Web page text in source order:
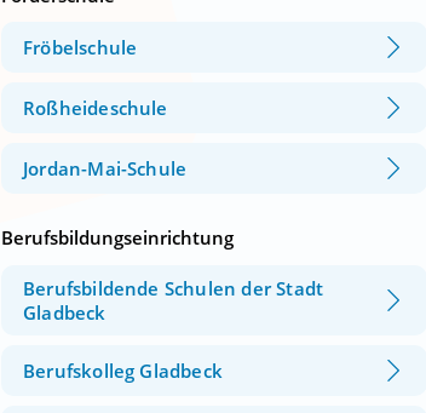
Fröbelschule
Roßheideschule
Jordan-Mai-Schule
Berufsbildungseinrichtung
Berufsbildende Schulen der Stadt
Gladbeck
Berufskolleg Gladbeck